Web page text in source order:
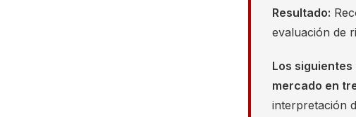
Resultado:
evaluación de
Los
mercado en
interpretación